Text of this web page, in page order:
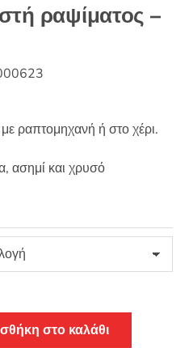
ραψίματος –
ραπτομηχανή ή στο χέρι.
ασημί και χρυσό
στο καλάθι